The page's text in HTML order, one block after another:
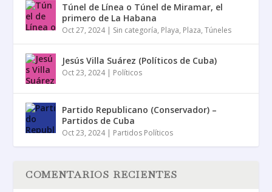
Túnel de Línea o Túnel de Miramar, el
primero de La Habana
Oct 27, 2024| Sin categoría, Playa, Plaza,Túneles
Jesús Villa Suárez (Políticos de Cuba)
Oct 23, 2024| Políticos
Partido Republicano (Conservador) –
Partidos de Cuba
Oct 23, 2024| Partidos Políticos
COMENTARIOS RECIENTES